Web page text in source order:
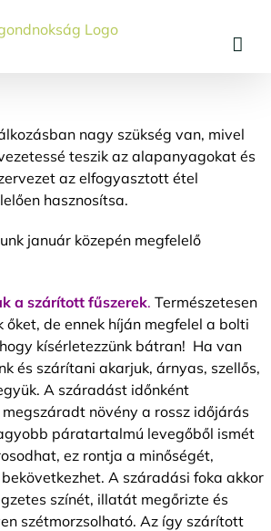
nagy szükség van, mivel
teszik az alapanyagokat és
az elfogyasztott étel
hasznosítsa.
január közepén megfelelő
a szárított fűszerek. Természetesen
őket, de ennek híján megfelel a bolti
kísérletezzünk bátran! Ha van
és szárítani akarjuk, árnyas, szellős,
A száradást időnként
növény a rossz időjárás
páratartalmú levegőből ismét
ez rontja a minőségét,
A száradási foka akkor
színét, illatát megőrizte és
szétmorzsolható. Az így szárított